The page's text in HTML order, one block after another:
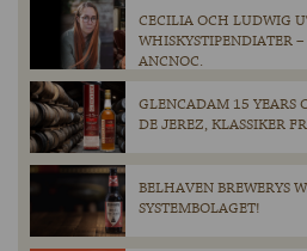
CECILIA OCH LUDWIG
WHISKYSTIPENDIATER
ANCNOC.
GLENCADAM 15 YEARS
DE JEREZ, KLASSIKER
BELHAVEN BREWERYS
SYSTEMBOLAGET!